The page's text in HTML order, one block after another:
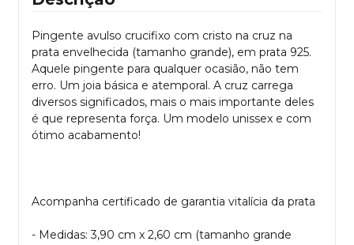
Pingente avulso crucifixo com cristo na cruz na
prata envelhecida (tamanho grande), em prata 925.
Aquele pingente para qualquer ocasião, não tem
erro. Um joia básica e atemporal. A cruz carrega
diversos significados, mais o mais importante deles
é que representa força. Um modelo unissex e com
ótimo acabamento!
Acompanha certificado de garantia vitalícia da prata
- Medidas: 3,90 cm x 2,60 cm (tamanho grande